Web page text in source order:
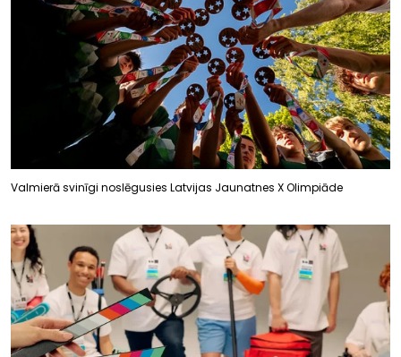
Valmierā svinīgi noslēgusies Latvijas Jaunatnes X Olimpiāde